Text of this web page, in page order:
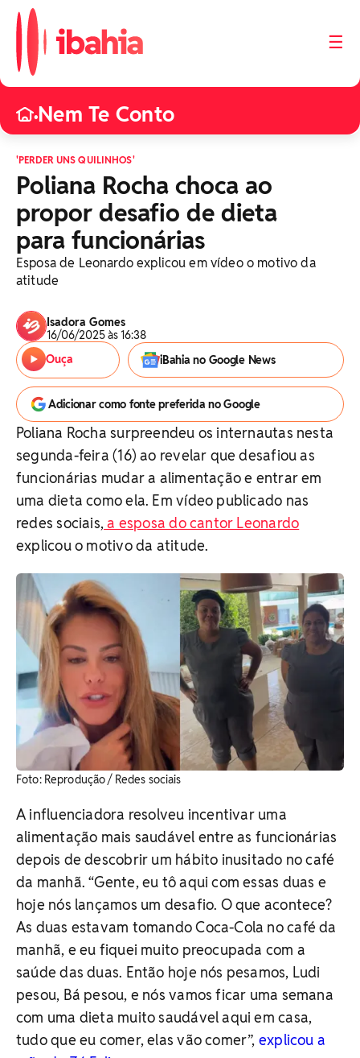
☰
•Nem Te Conto
'PERDER UNS QUILINHOS'
Poliana Rocha choca ao
propor desafio de dieta
para funcionárias
Esposa de Leonardo explicou em vídeo o motivo da
atitude
Isadora Gomes
16/06/2025 às 16:38
Ouça
iBahia no Google News
Adicionar como fonte preferida no Google
Poliana Rocha surpreendeu os internautas nesta
segunda-feira (16) ao revelar que desafiou as
funcionárias mudar a alimentação e entrar em
uma dieta como ela. Em vídeo publicado nas
redes sociais,a esposa do cantor Leonardo
explicou o motivo da atitude.
​Foto: Reprodução / Redes sociais
A influenciadora resolveu incentivar uma
alimentação mais saudável entre as funcionárias
depois de descobrir um hábito inusitado no café
da manhã.“Gente, eu tô aqui com essas duas e
hoje nós lançamos um desafio. O que acontece?
As duas estavam tomando Coca-Cola no café da
manhã, e eu fiquei muito preocupada com a
saúde das duas. Então hoje nós pesamos, Ludi
pesou, Bá pesou, e nós vamos ficar uma semana
com uma dieta muito saudável aqui em casa,
tudo que eu comer, elas vão comer”, explicou a